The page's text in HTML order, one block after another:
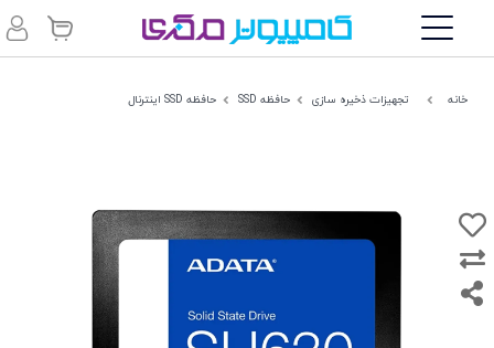
خانه تجهیزات ذخیره سازی حافظه SSD حافظه SSD اینترنال